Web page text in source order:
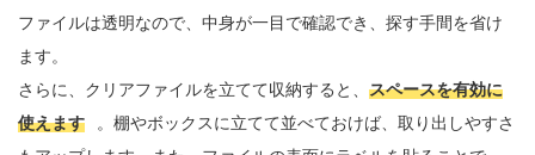
ファイルは透明なので、中身が一目で確認でき、探す手間を省け
ます。
さらに、クリアファイルを立てて収納すると、 スペースを有効に
使えます
。棚やボックスに立てて並べておけば、取り出しやすさ